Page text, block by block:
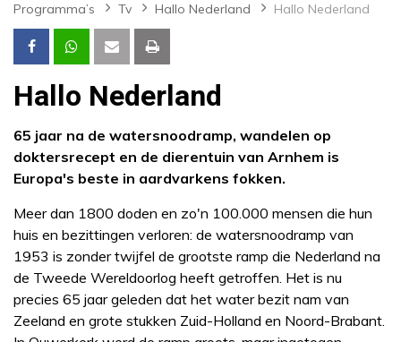
Programma’s Tv Hallo Nederland Hallo Nederland
Hallo Nederland
65 jaar na de watersnoodramp, wandelen op
doktersrecept en de dierentuin van Arnhem is
Europa's beste in aardvarkens fokken.
Meer dan 1800 doden en zo'n 100.000 mensen die hun
huis en bezittingen verloren: de watersnoodramp van
1953 is zonder twijfel de grootste ramp die Nederland na
de Tweede Wereldoorlog heeft getroffen. Het is nu
precies 65 jaar geleden dat het water bezit nam van
Zeeland en grote stukken Zuid-Holland en Noord-Brabant.